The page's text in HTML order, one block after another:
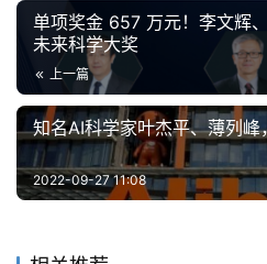
单项奖金 657 万元！李文辉、杨学明、莫毅明获 2022
未来科学大奖
上一篇
知名AI科学家叶杰平、薄列
2022-09-27 11:08